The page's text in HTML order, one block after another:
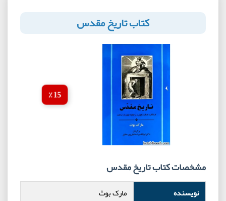
کتاب تاریخ مقدس
15 ٪
مشخصات کتاب تاریخ مقدس
نویسنده
مارک بوث